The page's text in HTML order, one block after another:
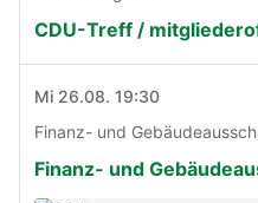
CDU-Treff /
Mi 26.08. 19:30
Finanz- und
Finanz- und